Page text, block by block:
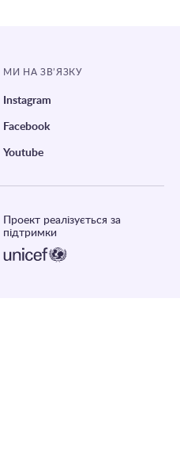
МИ НА ЗВ’ЯЗКУ
Instagram
Facebook
Youtube
Проект реалізується за
підтримки